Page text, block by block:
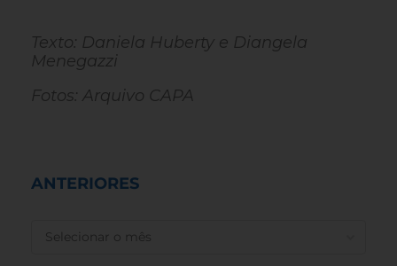
Texto: Daniela Huberty e Diangela
Menegazzi
Fotos: Arquivo CAPA
ANTERIORES